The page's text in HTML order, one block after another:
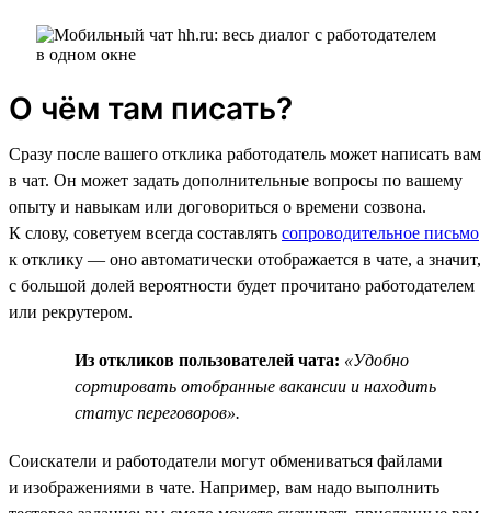
О чём там писать?
Сразу после вашего отклика работодатель может написать вам
в чат. Он может задать дополнительные вопросы по вашему
опыту и навыкам или договориться о времени созвона.
К слову, советуем всегда составлять сопроводительное письмо
к отклику — оно автоматически отображается в чате, а значит,
с большой долей вероятности будет прочитано работодателем
или рекрутером.
Из откликов пользователей чата: «Удобно
сортировать отобранные вакансии и находить
статус переговоров».
Соискатели и работодатели могут обмениваться файлами
и изображениями в чате. Например, вам надо выполнить